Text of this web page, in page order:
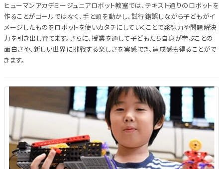
ヒューマンアカデミージュニアロボット教室では、テキスト通りのロボットを
作ることがゴールではなく、手と頭を動かし、試行錯誤しながら子どもがイ
メージしたものをロボットを使いカタチにしていくことで発想力や問題解決
力を引き出し育てます。さらに、授業を通して子どもたち自身が学ぶことの
面白さや、新しい世界に挑戦する楽しさを実感でき、達成感も得ることがで
きます。